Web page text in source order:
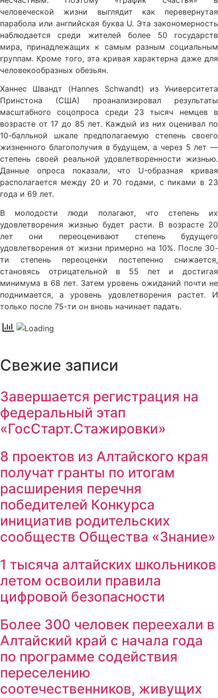
человеческой жизни выглядит как перевернутая
парабола или английская буква U. Эта закономерность
наблюдается среди жителей более 50 государств
мира, принадлежащих к самым разным социальным
группам. Кроме того, эта кривая характерна даже для
человекообразных обезьян.
Ханнес Швандт (Hannes Schwandt) из Университета
Принстона (США) проанализировал результаты
масштабного соцопроса среди 23 тысяч немцев в
возрасте от 17 до 85 лет. Каждый из них оценивал по
10-балльной шкале предполагаемую степень своего
жизненного благополучия в будущем, а через 5 лет —
степень своей реальной удовлетворенности жизнью.
Данные опроса показали, что U-образная кривая
располагается между 20 и 70 годами, с пиками в 23
года и 69 лет.
В молодости люди полагают, что степень их
удовлетворения жизнью будет расти. В возрасте 20
лет они переоценивают степень будущего
удовлетворения от жизни примерно на 10%. После 30-
ти степень переоценки постепенно снижается,
становясь отрицательной в 55 лет и достигая
минимума в 68 лет. Затем уровень ожиданий почти не
поднимается, а уровень удовлетворения растет. И
только после 75-ти он вновь начинает падать.
Свежие записи
Завершается регистрация на
федеральный этап
«ГосСтарт.Стажировки»
8 проектов из Алтайского края
получат гранты по итогам
расширения перечня
победителей Конкурса
инициатив родительских
сообществ Общества «Знание»
1 тысяча алтайских школьников
летом освоили правила
цифровой безопасности
Более 300 человек переехали в
Алтайский край с начала года
по программе содействия
переселению
соотечественников, живущих